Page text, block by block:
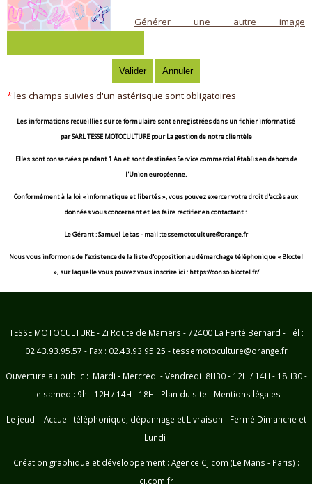
Générer une autre image
*les champs suivies d'un astérisque sont obligatoires
Les informations recueillies sur ce formulaire sont enregistrées dans un fichier informatisé
parSARL TESSE MOTOCULTURE pourLa gestion de notre clientèle
Elles sont conservées pendant1 Anet sont destinéesService commercial établis en dehors de
l'Union européenne.
Conformément à la loi « informatique et libertés », vous pouvez exercer votre droit d'accès aux
données vous concernant et les faire rectifier en contactant :
Le Gérant : Samuel Lebas - mail :tessemotoculture@orange.fr
Nous vous informons de l’existence de la liste d'opposition au démarchage téléphonique « Bloctel
», sur laquelle vous pouvez vous inscrire ici : https://conso.bloctel.fr/
TESSE MOTOCULTURE - Zi Route de Mamers - 72400 La Ferté Bernard - Tél :
02.43.93.95.57 - Fax : 02.43.93.95.25 - tessemotoculture@orange.fr
Ouverture au public : Mardi - Mercredi - Vendredi 8H30 - 12H / 14H - 18H30 -
Le samedi: 9h - 12H / 14H - 18H - Plan du site - Mentions légales
Le jeudi - Accueil téléphonique, dépannage et Livraison - Fermé Dimanche et
Lundi
Création graphique et développement : Agence Cj.com (Le Mans - Paris) :
cj.com.fr